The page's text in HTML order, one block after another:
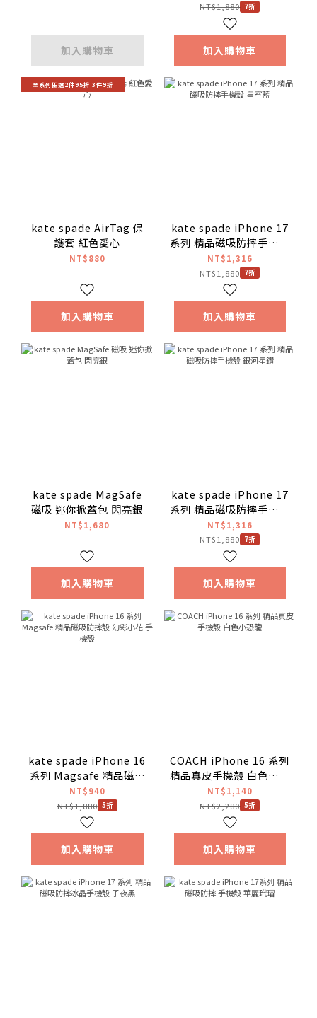
加入購物車
NT$1,880 7折
加入購物車
全系列任選2件95折 3件9折
kate spade AirTag 保
護套 紅色愛心
NT$880
加入購物車
kate spade iPhone 17
系列 精品磁吸防摔手機殼
皇室藍
NT$1,316
NT$1,880 7折
加入購物車
kate spade MagSafe
磁吸 迷你掀蓋包 閃亮銀
NT$1,680
加入購物車
kate spade iPhone 17
系列 精品磁吸防摔手機殼
銀河星鑽
NT$1,316
NT$1,880 7折
加入購物車
kate spade iPhone 16
系列 Magsafe 精品磁吸
防摔殼 幻彩小花 手機殼
NT$940
NT$1,880 5折
加入購物車
COACH iPhone 16 系列
精品真皮手機殼 白色小恐
龍
NT$1,140
NT$2,280 5折
加入購物車